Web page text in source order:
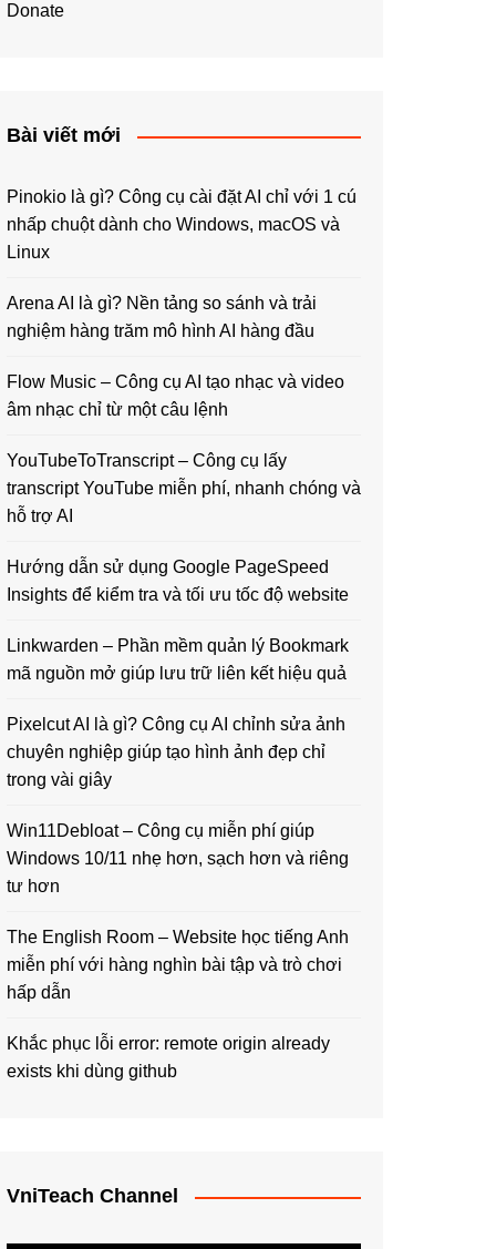
Donate
Bài viết mới
Pinokio là gì? Công cụ cài đặt AI chỉ với 1 cú
nhấp chuột dành cho Windows, macOS và
Linux
Arena AI là gì? Nền tảng so sánh và trải
nghiệm hàng trăm mô hình AI hàng đầu
Flow Music – Công cụ AI tạo nhạc và video
âm nhạc chỉ từ một câu lệnh
YouTubeToTranscript – Công cụ lấy
transcript YouTube miễn phí, nhanh chóng và
hỗ trợ AI
Hướng dẫn sử dụng Google PageSpeed
Insights để kiểm tra và tối ưu tốc độ website
Linkwarden – Phần mềm quản lý Bookmark
mã nguồn mở giúp lưu trữ liên kết hiệu quả
Pixelcut AI là gì? Công cụ AI chỉnh sửa ảnh
chuyên nghiệp giúp tạo hình ảnh đẹp chỉ
trong vài giây
Win11Debloat – Công cụ miễn phí giúp
Windows 10/11 nhẹ hơn, sạch hơn và riêng
tư hơn
The English Room – Website học tiếng Anh
miễn phí với hàng nghìn bài tập và trò chơi
hấp dẫn
Khắc phục lỗi error: remote origin already
exists khi dùng github
VniTeach Channel